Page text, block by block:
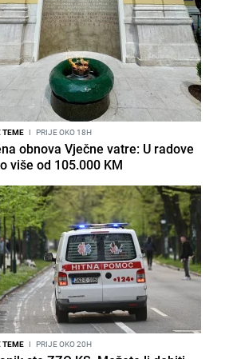
TEME I PRIJE OKO 18H
obnova Vječne vatre: U radove
više od 105.000 KM
TEME I PRIJE OKO 20H